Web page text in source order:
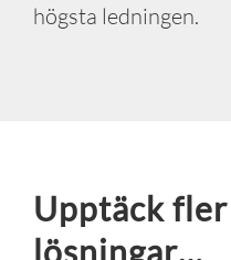
högsta ledningen.
Upptäck fler
lösningar…